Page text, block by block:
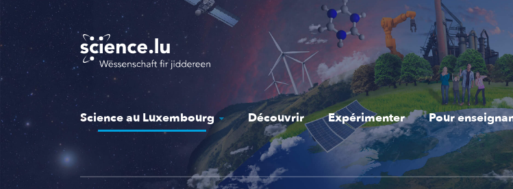
Skip
to
main
content
Science au Luxembourg Découvrir Expérimenter Pour